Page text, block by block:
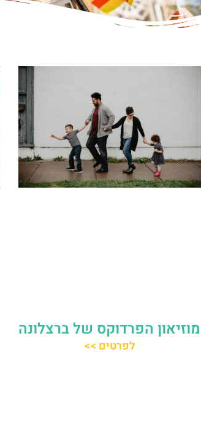
מוזיאון הפרדוקס של ברצלונה
לפרטים >>